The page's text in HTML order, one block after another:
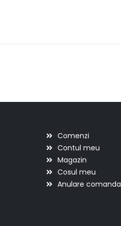
Comenzi
Contul meu
Magazin
Cosul meu
Anulare comanda